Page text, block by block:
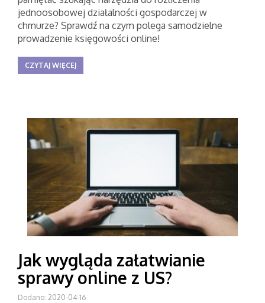
jednoosobowej działalności gospodarczej w
chmurze? Sprawdź na czym polega samodzielne
prowadzenie księgowości online!
CZYTAJ WIĘCEJ
Jak wygląda załatwianie
sprawy online z US?
Dodano: 2020-04-16